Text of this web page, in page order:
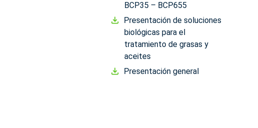
BCP35 – BCP655
Presentación de soluciones
biológicas para el
tratamiento de grasas y
aceites
Presentación general